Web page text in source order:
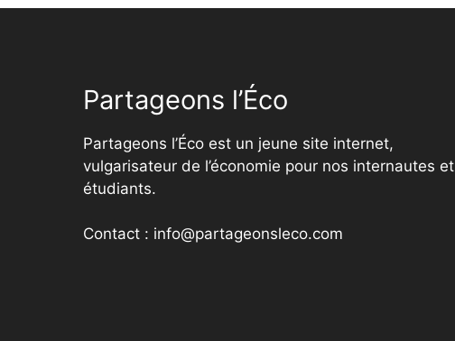
Partageons l’Éco
Partageons l’Éco est un jeune site internet,
vulgarisateur de l’économie pour nos internautes et
étudiants.
Contact : info@partageonsleco.com